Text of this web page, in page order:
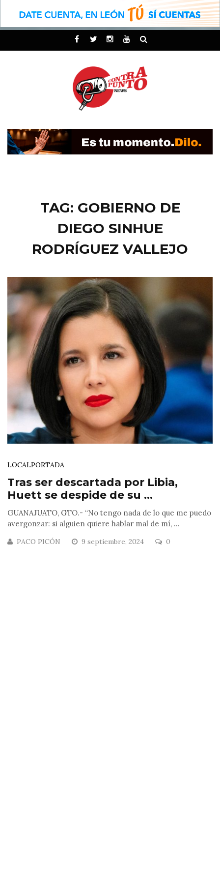
TAG: GOBIERNO DE
DIEGO SINHUE
RODRÍGUEZ VALLEJO
LOCALPORTADA
Tras ser descartada por Libia,
Huett se despide de su ...
GUANAJUATO, GTO.- “No tengo nada de lo que me puedo
avergonzar: si alguien quiere hablar mal de mí, ...
PACO PICÓN 9 septiembre, 2024 0